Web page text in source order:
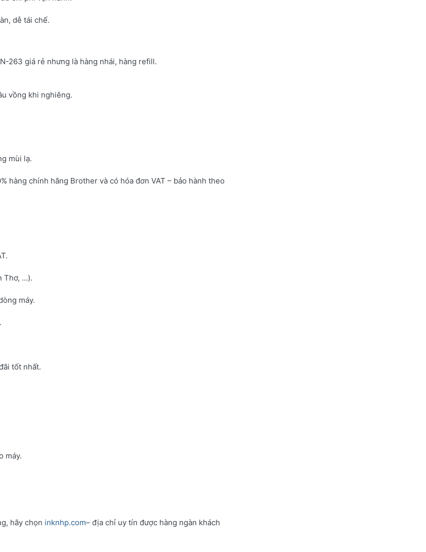
dễ tái chế.
263 giá rẻ nhưng là hàng nhái, hàng refill.
vồng khi nghiêng.
mùi lạ.
hàng chính hãng Brother và có hóa đơn VAT – bảo hành theo
Thơ, …).
máy.
tốt nhất.
máy.
hãy chọn inknhp.com– địa chỉ uy tín được hàng ngàn khách